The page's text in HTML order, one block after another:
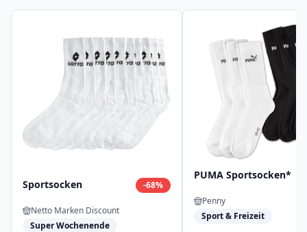
Sportsocken -68%
Netto Marken Discount
Super Wochenende
PUMA Sportsocken*
Penny
Sport & Freizeit